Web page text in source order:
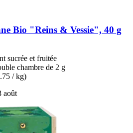
Bio "Reins & Vessie", 40 g
sucrée et fruitée
chambre de 2 g
/ kg)
août